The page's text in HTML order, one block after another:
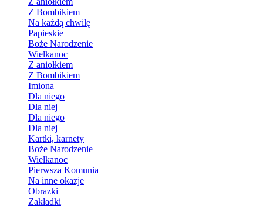
Z Bombikiem
Na każdą chwilę
Papieskie
Boże Narodzenie
Wielkanoc
Z aniołkiem
Z Bombikiem
Imiona
Dla niego
Dla niej
Dla niego
Dla niej
Kartki, karnety
Boże Narodzenie
Wielkanoc
Pierwsza Komunia
Na inne okazje
Obrazki
Zakładki